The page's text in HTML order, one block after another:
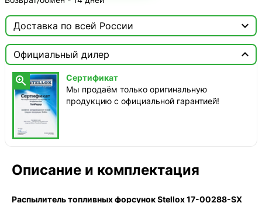
Доставка по всей России 
 Москва
Доставка этого товара недоступна
Официальный дилер


Сертификат
Мы продаём только оригинальную
продукцию с официальной гарантией!
Описание и комплектация
Распылитель топливных форсунок Stellox 17-00288-SX